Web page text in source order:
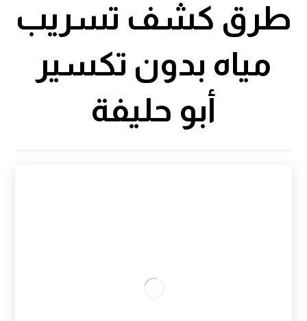
طرق كشف تسريب
مياه بدون تكسير
أبو حليفة